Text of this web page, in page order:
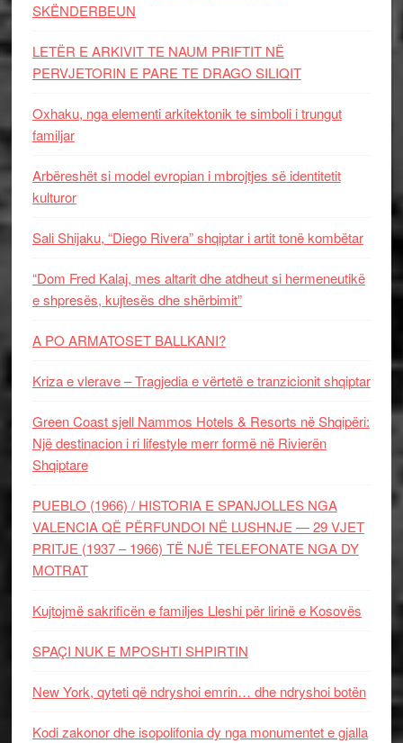
SKËNDERBEUN
LETËR E ARKIVIT TE NAUM PRIFTIT NË
PERVJETORIN E PARE TE DRAGO SILIQIT
Oxhaku, nga elementi arkitektonik te simboli i trungut
familjar
Arbëreshët si model evropian i mbrojtjes së identitetit
kulturor
Sali Shijaku, “Diego Rivera” shqiptar i artit tonë kombëtar
“Dom Fred Kalaj, mes altarit dhe atdheut si hermeneutikë
e shpresës, kujtesës dhe shërbimit”
A PO ARMATOSET BALLKANI?
Kriza e vlerave – Tragjedia e vërtetë e tranzicionit shqiptar
Green Coast sjell Nammos Hotels & Resorts në Shqipëri:
Një destinacion i ri lifestyle merr formë në Rivierën
Shqiptare
PUEBLO (1966) / HISTORIA E SPANJOLLES NGA
VALENCIA QË PËRFUNDOI NË LUSHNJE — 29 VJET
PRITJE (1937 – 1966) TË NJË TELEFONATE NGA DY
MOTRAT
Kujtojmë sakrificën e familjes Lleshi për lirinë e Kosovës
SPAÇI NUK E MPOSHTI SHPIRTIN
New York, qyteti që ndryshoi emrin… dhe ndryshoi botën
Kodi zakonor dhe isopolifonia dy nga monumentet e gjalla